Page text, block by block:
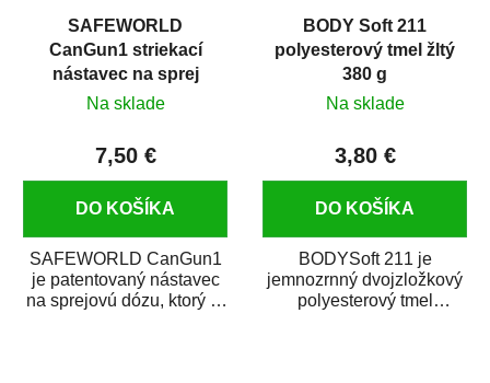
SAFEWORLD
CanGun1 striekací
nástavec na sprej
Na sklade
7,50 €
DO KOŠÍKA
SAFEWORLD CanGun1
je patentovaný nástavec
na sprejovú dózu, ktorý ju
BODY Soft 211
polyesterový tmel žltý
380 g
Na sklade
3,80 €
DO KOŠÍKA
BODYSoft 211 je
jemnozrnný dvojzložkový
polyesterový tmel